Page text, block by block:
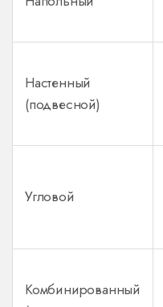
Настенный
(подвесной)
Угловой
Комбинированный